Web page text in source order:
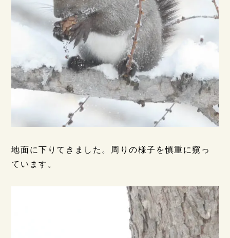
地面に下りてきました。周りの様子を慎重に窺っ
ています。